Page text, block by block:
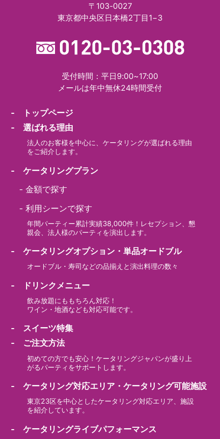
〒103-0027
東京都中央区日本橋2丁目1−3
受付時間：平日9:00~17:00
メールは年中無休24時間受付
- トップページ
- 選ばれる理由
法人のお客様を中心に、ケータリングが選ばれる理由
をご紹介します。
- ケータリングプラン
-金額で探す
-利用シーンで探す
年間パーティー累計実績38,000件！レセプション、懇
親会、法人様のパーティを演出します。
- ケータリングオプション・単品オードブル
オードブル・寿司などの品揃えと演出料理の数々
- ドリンクメニュー
飲み放題にももちろん対応！
ワイン・地酒なども対応可能です。
- スイーツ特集
- ご注文方法
初めての方でも安心！ケータリングジャパンが盛り上
がるパーティをサポートします。
- ケータリング対応エリア・ケータリング可能施設
東京23区を中心としたケータリング対応エリア、施設
を紹介しています。
- ケータリングライブパフォーマンス